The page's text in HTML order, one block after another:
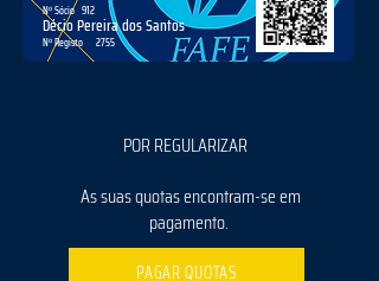
912
Nº Sócio
Décio Pereira dos Santos
2755
Nº Registo
POR REGULARIZAR
As suas quotas encontram-se em
pagamento.
PAGAR QUOTAS